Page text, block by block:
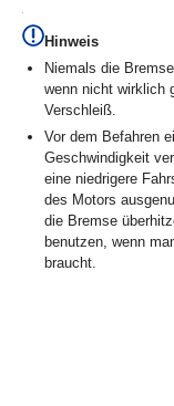
Hinweis
Niemals die
wenn nicht wirklich
Verschleiß.
Vor dem Befahren
Geschwindigkeit
eine niedrigere
des Motors
die Bremse
benutzen, wenn
braucht.